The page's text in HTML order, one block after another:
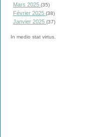
Mars 2025 (35)
Février 2025 (38)
Janvier 2025 (37)
In medio stat virtus.